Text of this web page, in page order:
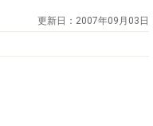
更新日： 2007年09月03日